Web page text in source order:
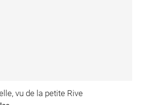
vu de la petite Rive